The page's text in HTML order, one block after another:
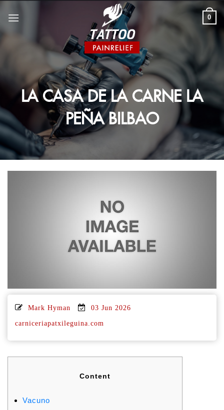
content
0
LA CASA DE LA CARNE LA
PEÑA BILBAO
Mark Hyman 03 Jun 2026
carniceriapatxileguina.com
Content
Vacuno